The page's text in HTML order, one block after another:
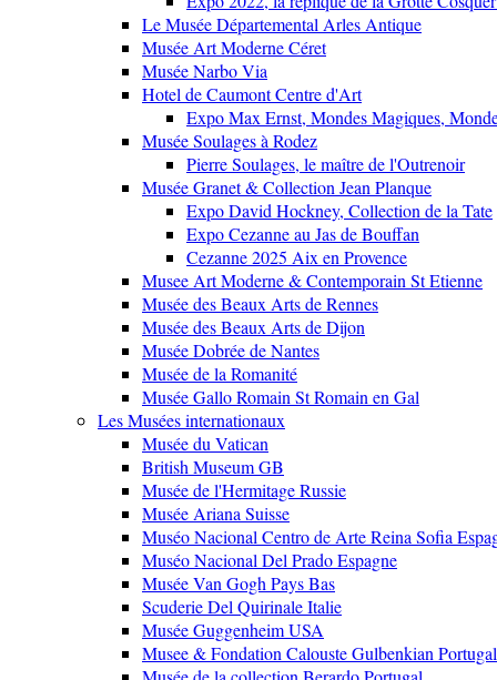
Le Musée Départemental Arles Antique
Musée Art Moderne Céret
Musée Narbo Via
Hotel de Caumont Centre d'Art
Expo Max Ernst, Mondes Magiques,
Musée Soulages à Rodez
Pierre Soulages, le maître de l'Outrenoir
Musée Granet & Collection Jean Planque
Expo David Hockney, Collection de la Tate
Expo Cezanne au Jas de Bouffan
Cezanne 2025 Aix en Provence
Musee Art Moderne & Contemporain St Etienne
Musée des Beaux Arts de Rennes
Musée des Beaux Arts de Dijon
Musée Dobrée de Nantes
Musée de la Romanité
Musée Gallo Romain St Romain en Gal
Les Musées internationaux
Musée du Vatican
British Museum GB
Musée de l'Hermitage Russie
Musée Ariana Suisse
Muséo Nacional Centro de Arte Reina Sofia
Muséo Nacional Del Prado Espagne
Musée Van Gogh Pays Bas
Scuderie Del Quirinale Italie
Musée Guggenheim USA
Musee & Fondation Calouste Gulbenkian Portugal